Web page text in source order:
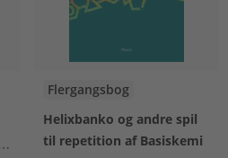
Svend Erik Nielsen Inge Marie
Flergangsbog
Helixbanko og andre spil
til repetition af Basiskemi